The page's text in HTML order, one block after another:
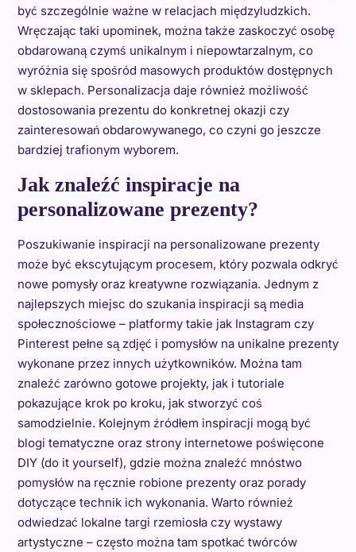
być szczególnie ważne w relacjach międzyludzkich.
Wręczając taki upominek, można także zaskoczyć osobę
obdarowaną czymś unikalnym i niepowtarzalnym, co
wyróżnia się spośród masowych produktów dostępnych
w sklepach. Personalizacja daje również możliwość
dostosowania prezentu do konkretnej okazji czy
zainteresowań obdarowywanego, co czyni go jeszcze
bardziej trafionym wyborem.
Jak znaleźć inspiracje na
personalizowane prezenty?
Poszukiwanie inspiracji na personalizowane prezenty
może być ekscytującym procesem, który pozwala odkryć
nowe pomysły oraz kreatywne rozwiązania. Jednym z
najlepszych miejsc do szukania inspiracji są media
społecznościowe – platformy takie jak Instagram czy
Pinterest pełne są zdjęć i pomysłów na unikalne prezenty
wykonane przez innych użytkowników. Można tam
znaleźć zarówno gotowe projekty, jak i tutoriale
pokazujące krok po kroku, jak stworzyć coś
samodzielnie. Kolejnym źródłem inspiracji mogą być
blogi tematyczne oraz strony internetowe poświęcone
DIY (do it yourself), gdzie można znaleźć mnóstwo
pomysłów na ręcznie robione prezenty oraz porady
dotyczące technik ich wykonania. Warto również
odwiedzać lokalne targi rzemiosła czy wystawy
artystyczne – często można tam spotkać twórców